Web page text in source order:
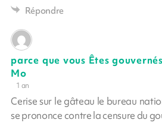
Répondre
parce que vous Êtes
Mo
1 an
Cerise sur le gâteau le bureau
se prononce contre la censure du